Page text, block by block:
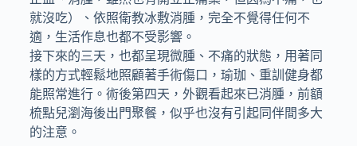
就沒吃）、依照衛教冰敷消腫，完全不覺得任何不
適，生活作息也都不受影響。
接下來的三天，也都呈現微腫、不痛的狀態，用著同
樣的方式輕鬆地照顧著手術傷口，瑜珈、重訓健身都
能照常進行。術後第四天，外觀看起來已消腫，前額
梳點兒瀏海後出門聚餐，似乎也沒有引起同伴間多大
的注意。